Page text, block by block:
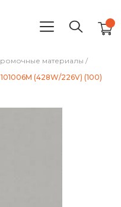
материалы /
(428W/226V) (100)